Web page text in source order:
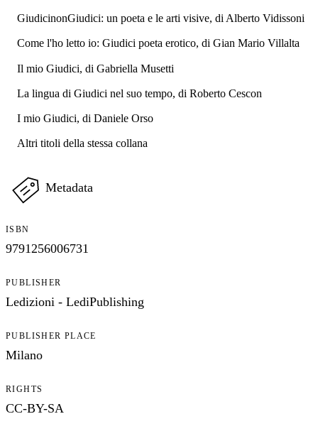
GiudicinonGiudici: un poeta e le arti visive, di Alberto Vidissoni
Come l'ho letto io: Giudici poeta erotico, di Gian Mario Villalta
Il mio Giudici, di Gabriella Musetti
La lingua di Giudici nel suo tempo, di Roberto Cescon
I mio Giudici, di Daniele Orso
Altri titoli della stessa collana
Metadata
ISBN
9791256006731
PUBLISHER
Ledizioni - LediPublishing
PUBLISHER PLACE
Milano
RIGHTS
CC-BY-SA